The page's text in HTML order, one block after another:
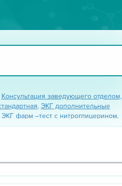
Консультация заведующего отделом,
, ЭКГ дополнительные
ЭКГ фарм –тест с нитроглицерином,
с обзиданом,ЭКГ фарм-тест с